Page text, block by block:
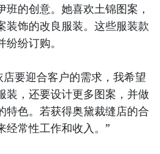
班的创意。她喜欢土锦图案，
装饰的改良服装。这些服装款
纷订购。
要迎合客户的需求，我希望
装，还要设计更多图案，并做
特色。若获得奥黛裁缝店的合
经常性工作和收入。”